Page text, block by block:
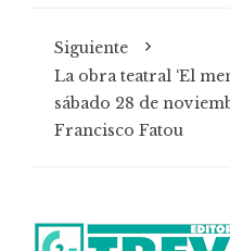
Siguiente
La obra teatral ‘El
sábado 28 de
Francisco Fatou